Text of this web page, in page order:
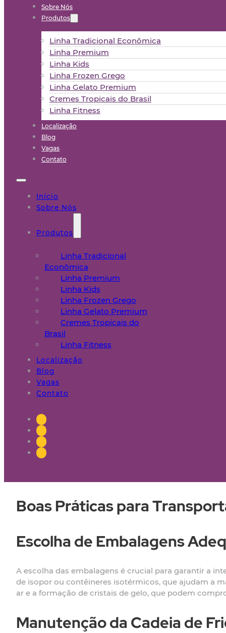
Sobre Nós
Produtos
Linha Tradicional Econômica
Linha Premium
Linha Kids
Linha Frozen Grego
Linha Gelato Premium
Cremes Tropicais do Brasil
Linha Fitness
Localização
Blog
Vagas
Contato
Início
Sobre Nós
Produtos
Linha Tradicional
Econômica
Linha Premium
Linha Kids
Linha Frozen Grego
Linha Gelato Premium
Cremes Tropicais do
Brasil
Linha Fitness
Localização
Blog
Vagas
Contato
Boas Práticas para
Escolha de Embalagens
A escolha das embalagens é crucial para garantir a
de isopor ou contêineres isotérmicos, que ajudam a
ar e a formação de cristais de gelo, que podem
Manutenção da Cadeia de